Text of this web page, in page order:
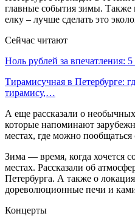
главные события зимы. Также
елку – лучше сделать это
Сейчас читают
Ноль рублей за впечатления:
Тирамисучная в Петербурге:
тирамису,…
А еще рассказали о
которые напоминают
местах, где можно
Зима — время, когда хочется
местах. Рассказали об
Петербурга. А также о
дореволюционные печи и
Концерты